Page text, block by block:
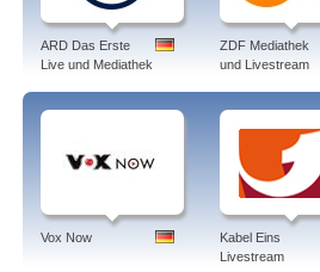
ARD Das Erste
Live und Mediathek
ZDF Mediathek
und Livestream
Vox Now
Kabel Eins
Livestream